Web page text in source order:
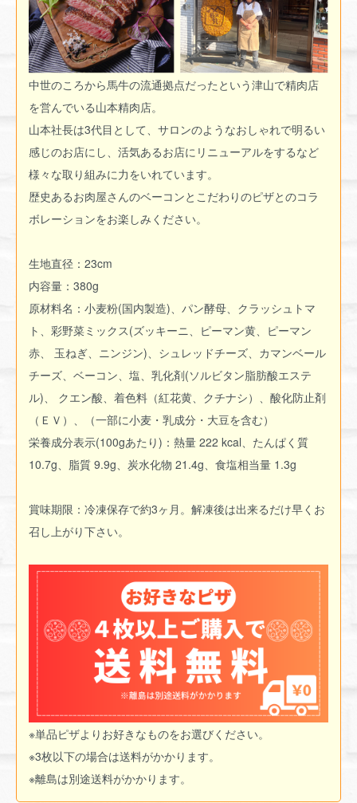
中世のころから馬牛の流通拠点だったという津山で精肉店
を営んでいる山本精肉店。
山本社長は3代目として、サロンのようなおしゃれで明るい
感じのお店にし、活気あるお店にリニューアルをするなど
様々な取り組みに力をいれています。
歴史あるお肉屋さんのベーコンとこだわりのピザとのコラ
ボレーションをお楽しみください。
生地直径：23cm
内容量：380g
原材料名：小麦粉(国内製造)、パン酵母、クラッシュトマ
ト、彩野菜ミックス(ズッキーニ、ピーマン黄、ピーマン
赤、 玉ねぎ、ニンジン)、シュレッドチーズ、カマンベール
チーズ、ベーコン、塩、乳化剤(ソルビタン脂肪酸エステ
ル)、 クエン酸、着色料（紅花黄、クチナシ）、酸化防止剤
（ＥＶ）、（一部に小麦・乳成分・大豆を含む）
栄養成分表示(100gあたり)：熱量 222 kcal、たんぱく質
10.7g、脂質 9.9g、炭水化物 21.4g、食塩相当量 1.3g
賞味期限：冷凍保存で約3ヶ月。解凍後は出来るだけ早くお
召し上がり下さい。
※単品ピザよりお好きなものをお選びください。
※3枚以下の場合は送料がかかります。
※離島は別途送料がかかります。